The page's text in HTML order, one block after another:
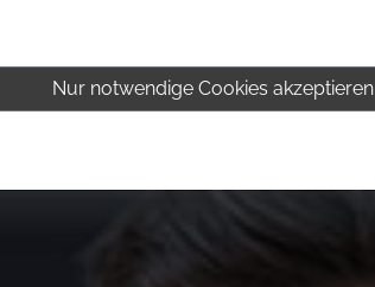
Nur notwendige Cookies akzeptieren